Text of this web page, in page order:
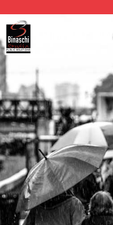
STUDIO